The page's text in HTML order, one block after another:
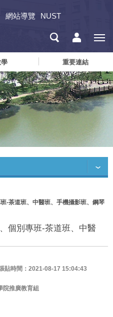
網站導覽 NUST
重要連結
-茶道班、中醫班、手機攝影班、鋼琴
個別專班-茶道班、中醫
貼時間：2021-08-17 15:04:43
院推廣教育組